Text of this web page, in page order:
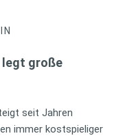
legt große
seit Jahren
immer kostspieliger